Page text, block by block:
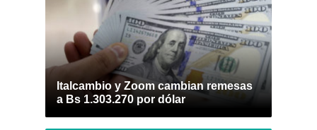
Italcambio y Zoom cambian remesas
a Bs 1.303.270 por dólar